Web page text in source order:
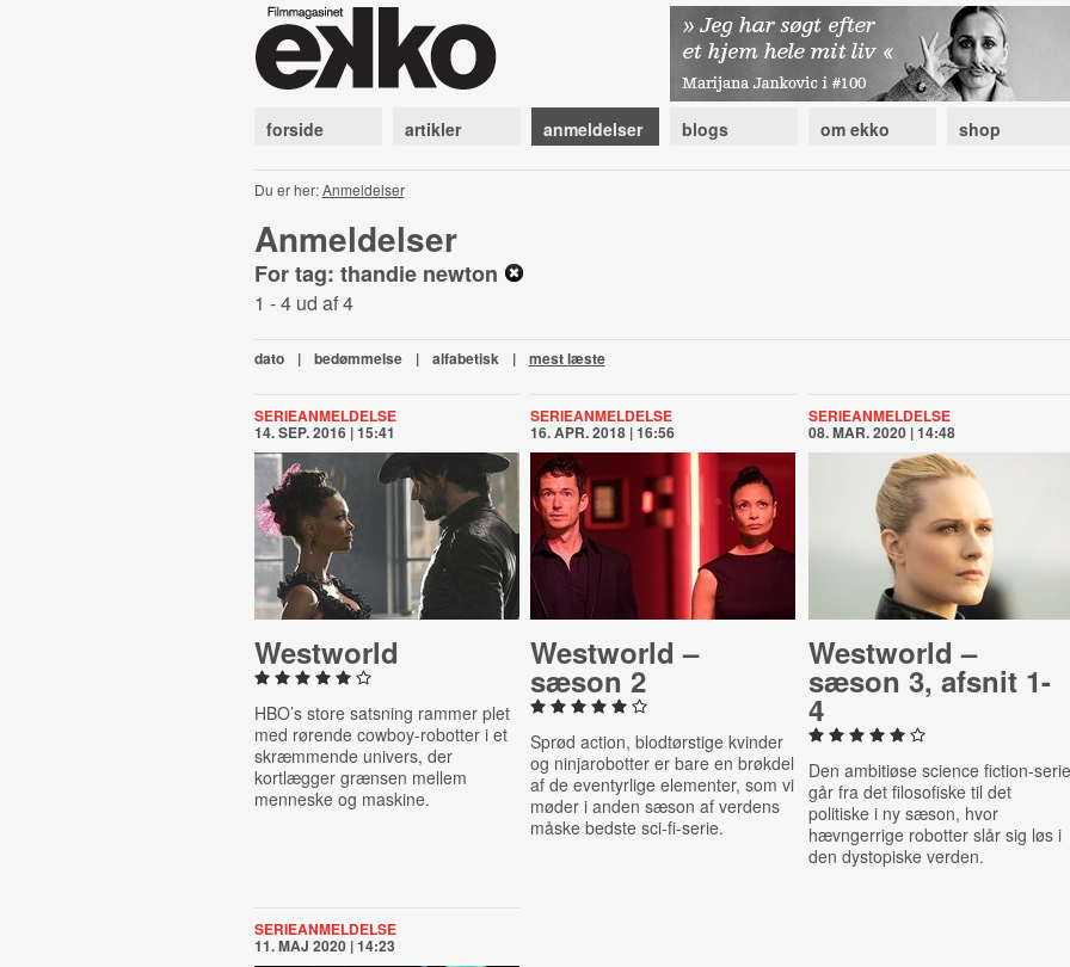
forside artikler anmeldelser blogs om ekko shop
Du er her:Anmeldelser
Anmeldelser
For tag: thandie newton
1 - 4 ud af 4
dato | bedømmelse | alfabetisk | mest læste
SERIEANMELDELSE
14. SEP. 2016 | 15:41
Westworld
HBO’s store satsning rammer plet
med rørende cowboy-robotter i et
skræmmende univers, der
kortlægger grænsen mellem
menneske og maskine.
SERIEANMELDELSE
16. APR. 2018 | 16:56
Westworld –
sæson 2
Sprød action, blodtørstige kvinder
og ninjarobotter er bare en brøkdel
af de eventyrlige elementer, som vi
møder i anden sæson af verdens
måske bedste sci-fi-serie.
SERIEANMELDELSE
08. MAR. 2020 | 14:48
Westworld –
sæson 3, afsnit 1-
4
Den ambitiøse science fiction-serie
går fra det filosofiske til det
politiske i ny sæson, hvor
hævngerrige robotter slår sig løs i
den dystopiske verden.
SERIEANMELDELSE
11. MAJ 2020 | 14:23